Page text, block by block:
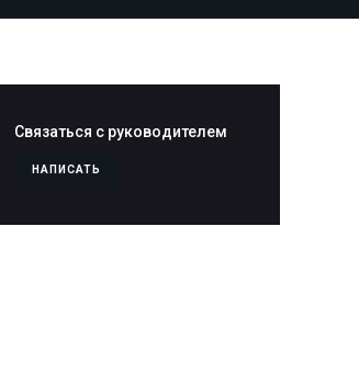
Связаться с руководителем
НАПИСАТЬ